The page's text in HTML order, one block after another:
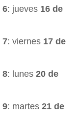
6: jueves 16 de
7: viernes 17 de
8: lunes 20 de
9: martes 21 de